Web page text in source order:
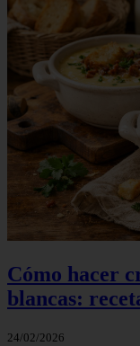
Cómo hacer
blancas:
24/02/2026